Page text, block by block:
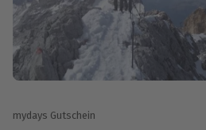
mydays Gutschein